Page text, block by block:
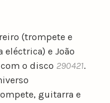
(trompete e
e João
o disco 290421.
guitarra e